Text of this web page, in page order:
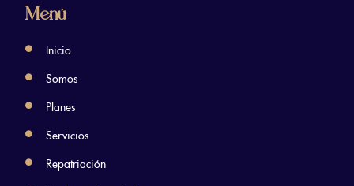
Menú
Inicio
Somos
Planes
Servicios
Repatriación